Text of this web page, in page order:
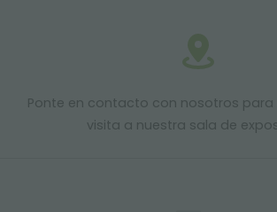
Ponte en contacto con nosotros
visita a nuestra sala de